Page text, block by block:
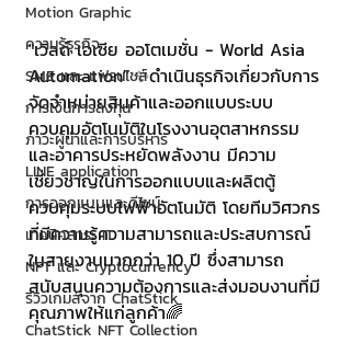
Motion Graphic
ความรู้ธุรกิจ
SME และ แฟรนไชส์
การเงินการลงทุน
ภาวะผู้นำและการบริหาร
LINE application
การออกแบบและดีไซน์
เทคนิคสาระ IT
NFT และ Cryptocurrency
รีวิวเกมส์จาก ChatStick
ChatStick NFT Collection
"เวิลด์ เอเซีย ออโตเมชั่น - World Asia
Automation" ✨ดำเนินธุรกิจเกี่ยวกับการ
จัดจำหน่ายสินค้าและออกแบบระบบ
ควบคุมอัตโนมัติในโรงงานอุตสาหกรรม
และอาคารประหยัดพลังงาน มีความ
เชี่ยวชาญในการออกแบบและผลิตตู้
ควบคุมระบบไฟฟ้าอัตโนมัติ โดยทีมวิศวกร
ที่มีความรู้ความสามารถและประสบการณ์
ในสายงานมากกว่า 10 ปี ซึ่งสามารถ
สนับสนุนความต้องการและส่งมอบงานที่มี
คุณภาพให้แก่ลูกค้า🌈